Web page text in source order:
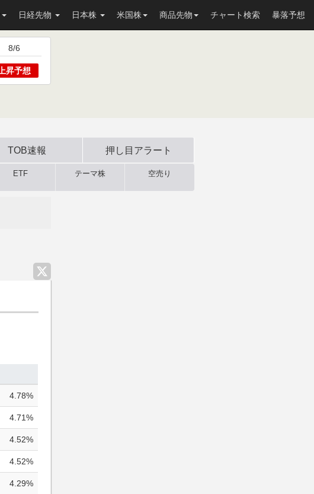
日経先物 日本株 米国株 商品先物 チャート検索 暴落予想
8/6
上昇予想
TOB速報 押し目 アラート
ETF テーマ株 空売り
4.78%
4.71%
4.52%
4.52%
4.29%